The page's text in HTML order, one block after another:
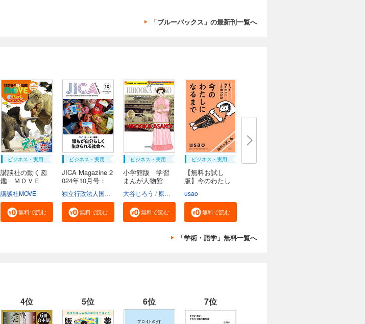
「ブルーバックス」の最新刊一覧へ
ビジネス・実用
講談社の動く図
鑑 ＭＯＶＥ
講談社MOVE
無料で読む
ビジネス・実用
JICA Magazine 2
024年10月号：
無料で読む
ビジネス・実用
小学館版 学習
まんが人物館
大谷じろう 原口泉
無料で読む
ビジネス・実用
【無料お試し
版】今のわたし
usao
無料で読む
「学術・語学」無料一覧へ
4位 5位 6位 7位